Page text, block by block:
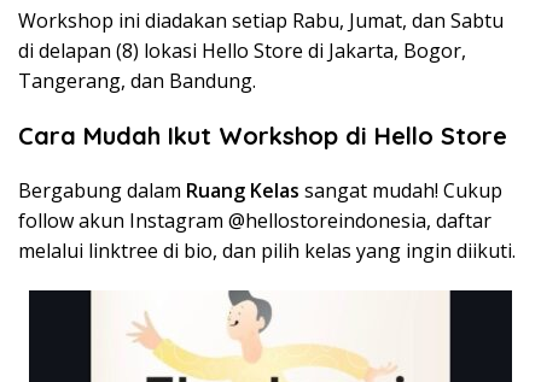
Workshop ini diadakan setiap Rabu, Jumat, dan Sabtu
di delapan (8) lokasi Hello Store di Jakarta, Bogor,
Tangerang, dan Bandung.
Cara Mudah Ikut Workshop di Hello Store
Bergabung dalam Ruang Kelas sangat mudah! Cukup
follow akun Instagram @hellostoreindonesia, daftar
melalui linktree di bio, dan pilih kelas yang ingin diikuti.